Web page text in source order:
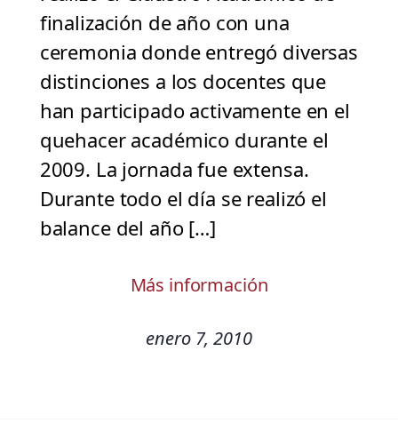
finalización de año con una
ceremonia donde entregó diversas
distinciones a los docentes que
han participado activamente en el
quehacer académico durante el
2009. La jornada fue extensa.
Durante todo el día se realizó el
balance del año […]
Más información
enero 7, 2010